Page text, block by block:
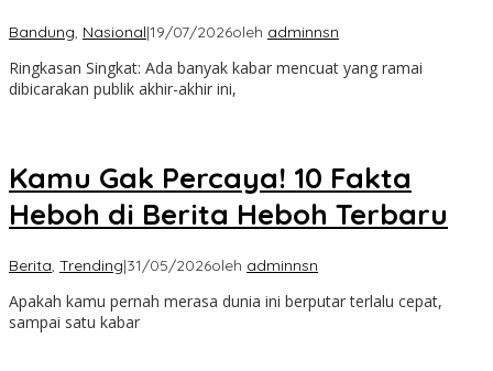
Bandung, Nasional|19/07/2026oleh adminnsn
Ringkasan Singkat: Ada banyak kabar mencuat yang ramai
dibicarakan publik akhir-akhir ini,
Kamu Gak Percaya! 10 Fakta
Heboh di Berita Heboh Terbaru
Berita, Trending|31/05/2026oleh adminnsn
Apakah kamu pernah merasa dunia ini berputar terlalu cepat,
sampai satu kabar